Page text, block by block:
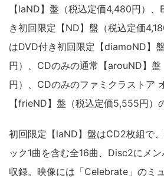
【laND】盤（税込定価4,480円）
き初回限定【ND】盤（税込定価
はDVD付き初回限定【diamoND】
円）、CDのみの通常【arouND】
円）、CDのみのファミクラストア
【frieND】盤（税込定価5,555円）
初回限定【laND】盤はCD2枚組で
ック1曲を含む全16曲、Disc2にメ
収録。映像には「Celebrate」のミ